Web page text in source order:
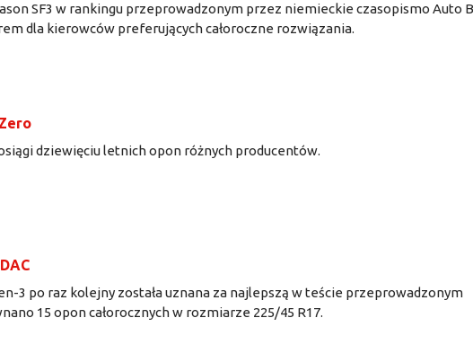
SF3 w rankingu przeprowadzonym przez niemieckie czasopismo Auto
dla kierowców preferujących całoroczne rozwiązania.
dziewięciu letnich opon różnych producentów.
3 po raz kolejny została uznana za najlepszą w teście przeprowadzonym
15 opon całorocznych w rozmiarze 225/45 R17.